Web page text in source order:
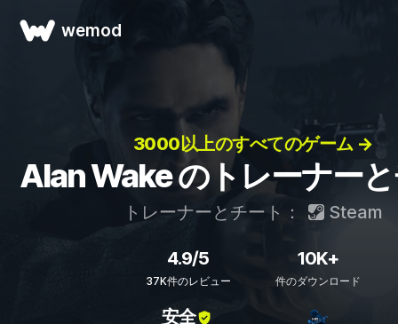
wemod
3000以上のすべてのゲーム →
Alan Wake のトレーナー
トレーナーとチート： Steam
4.9/5
37K件のレビュー
10K+
件のダウンロード
安全